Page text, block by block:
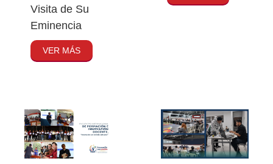
Visita de Su
Eminencia
VER MÁS